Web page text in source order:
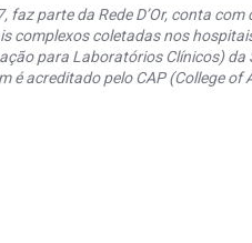
parte da Rede D’Or, conta
coletadas nos
para Laboratórios Clínicos) da
acreditado pelo CAP (College of